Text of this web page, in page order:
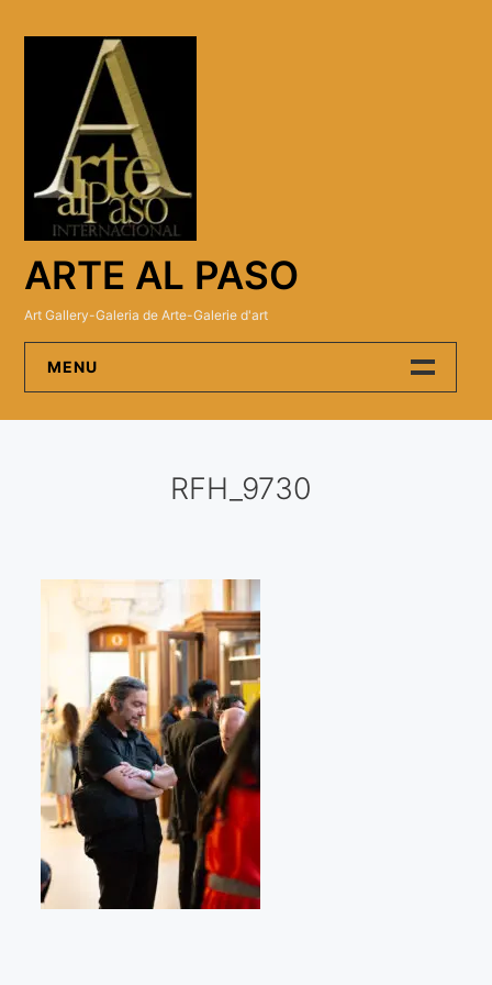
ARTE AL PASO
Art Gallery-Galeria de Arte-Galerie d'art
MENU
Visitas a los ateliers o talleres de artistas
Presse
Qué dicen de nosotros?
Aviso legal
Política de cookies
Expositions
Bruit de gommettes Paris 2025
RFH_9730